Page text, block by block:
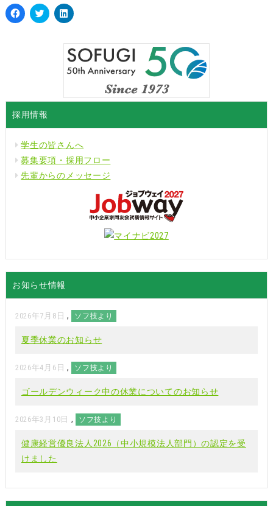
Facebook
ッ
ク
し
て
だ
さ
い
(新
し
い
す)
ク
(新
し
い
ウ
ン
ド
ウ
で
開
き
ク
ク
LinkedIn
(新
ウ
ン
ド
ウ
で
開
き
採用情報
学生の皆さんへ
募集要項・採用フロー
先輩からのメッセージ
お知らせ情報
2026年7月8日 , ソフ技より
夏季休業のお知らせ
2026年4月6日 , ソフ技より
ゴールデンウィーク中の休業についてのお知らせ
2026年3月10日 , ソフ技より
健康経営優良法人2026（中小規模法人部門）の認定を受
けました